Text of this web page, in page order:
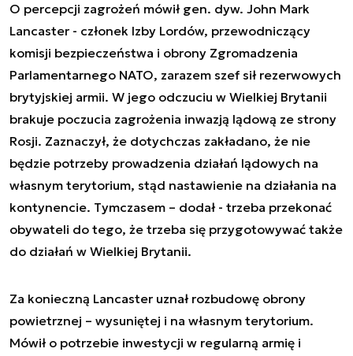
O percepcji zagrożeń mówił gen. dyw. John Mark
Lancaster - członek Izby Lordów, przewodniczący
komisji bezpieczeństwa i obrony Zgromadzenia
Parlamentarnego NATO, zarazem szef sił rezerwowych
brytyjskiej armii. W jego odczuciu w Wielkiej Brytanii
brakuje poczucia zagrożenia inwazją lądową ze strony
Rosji. Zaznaczył, że dotychczas zakładano, że nie
będzie potrzeby prowadzenia działań lądowych na
własnym terytorium, stąd nastawienie na działania na
kontynencie. Tymczasem – dodał - trzeba przekonać
obywateli do tego, że trzeba się przygotowywać także
do działań w Wielkiej Brytanii.
Za konieczną Lancaster uznał rozbudowę obrony
powietrznej – wysuniętej i na własnym terytorium.
Mówił o potrzebie inwestycji w regularną armię i